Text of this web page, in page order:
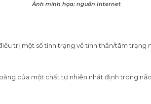
Ảnh minh họa: nguồn Internet
trị một số tình trạng về tinh thần/tâm trạng
của một chất tự nhiên nhất định trong